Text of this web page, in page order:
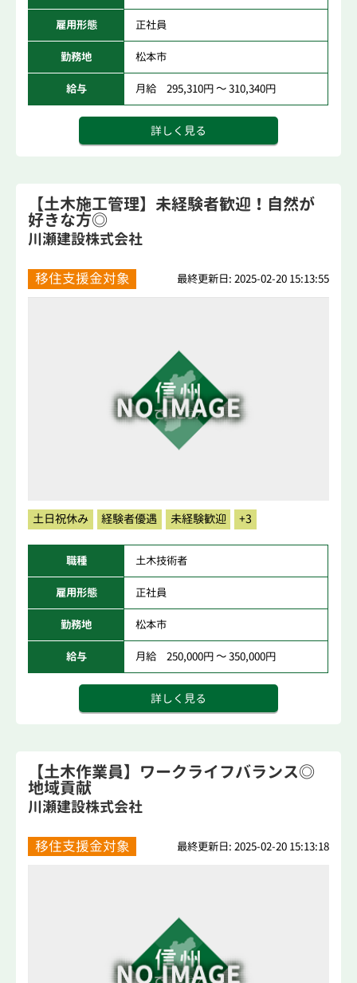
雇用形態 正社員
勤務地 松本市
給与 月給 295,310円 ～ 310,340円
詳しく見る
【土木施工管理】未経験者歓迎！自然が
好きな方◎
川瀬建設株式会社
移住支援金対象 最終更新日: 2025-02-20 15:13:55
土日祝休み 経験者優遇 未経験歓迎 +3
職種 土木技術者
雇用形態 正社員
勤務地 松本市
給与 月給 250,000円 ～ 350,000円
詳しく見る
【土木作業員】ワークライフバランス◎
地域貢献
川瀬建設株式会社
移住支援金対象 最終更新日: 2025-02-20 15:13:18